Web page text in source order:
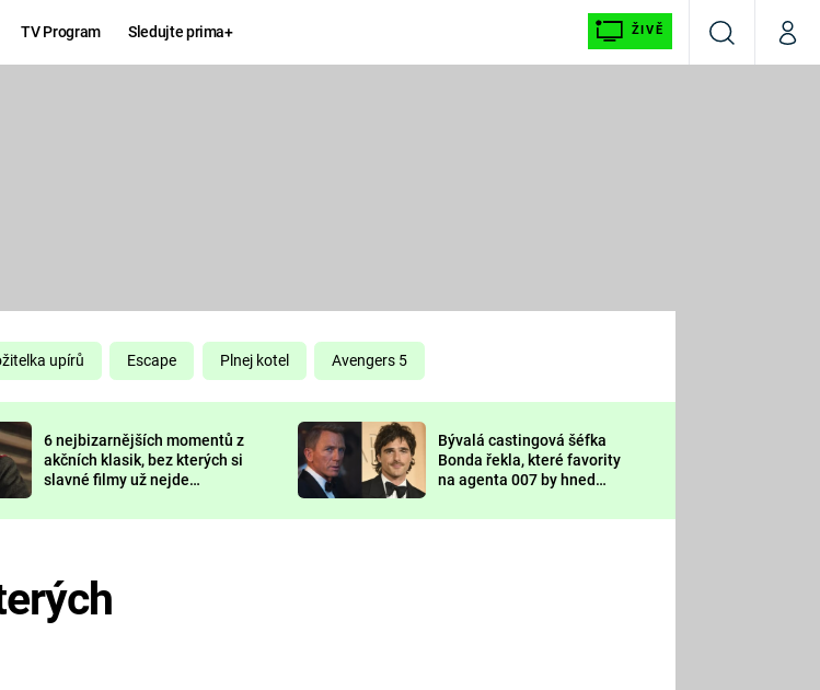
TV Program Sledujte prima+ ŽIVĚ
VyhledáváníMůj
KOMEDIE
CHUCK
NORRIS
DEADPOOL
Prima LAJK
Sledujte nás
upírů Escape Plnej kotel Avengers 5
6 nejbizarnějších momentů z
akčních klasik, bez kterých si
slavné filmy už nejde
Bývalá castingová šéfka
Bonda řekla, které favority
na agenta 007 by hned